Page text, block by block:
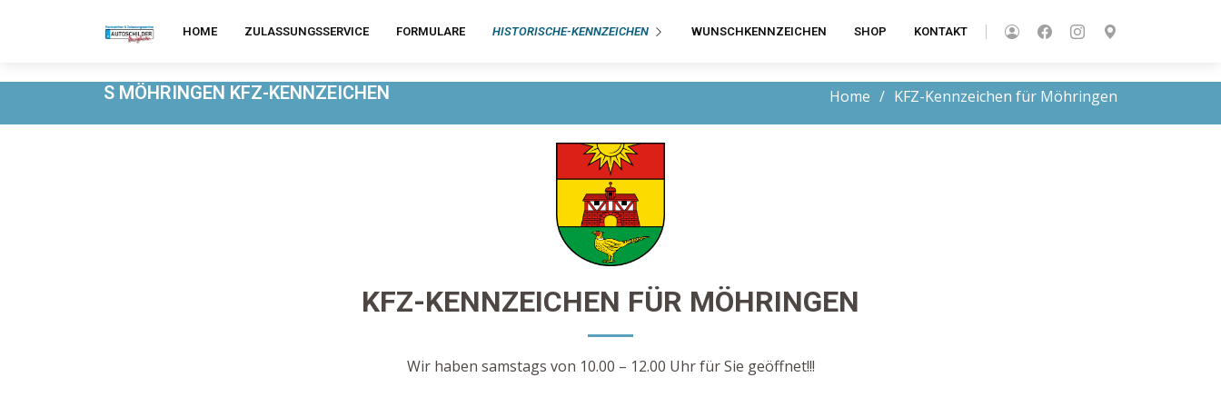
HOME ZULASSUNGSSERVICE FORMULARE HISTORISCHE-KENNZEICHEN WUNSCHKENNZEICHEN SHOP KONTAKT
S MÖHRINGEN KFZ-KENNZEICHEN Home KFZ-Kennzeichen für Möhringen
KFZ-KENNZEICHEN FÜR MÖHRINGEN
Wir haben samstags von 10.00 – 12.00 Uhr für Sie geöffnet!!!